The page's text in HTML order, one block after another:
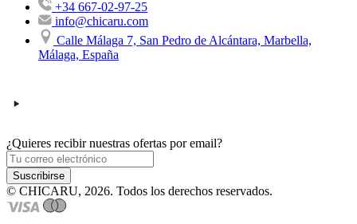
+34 667-02-97-25
info@chicaru.com
Calle Málaga 7, San Pedro de Alcántara, Marbella,
Málaga, España
¿Quieres recibir nuestras ofertas por email?
Suscribirse
© CHICARU, 2026. Todos los derechos reservados.